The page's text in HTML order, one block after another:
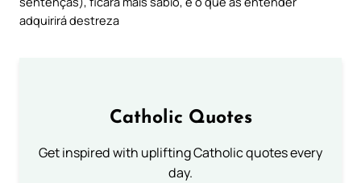
adquirirá destreza
Catholic Quotes
Get inspired with uplifting Catholic quotes every
day.